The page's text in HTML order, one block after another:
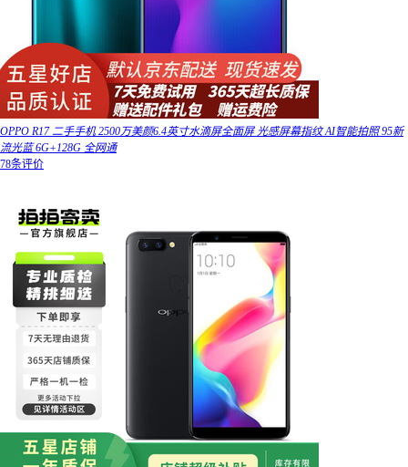
OPPO R17 二手手机 2500万美颜6.4英寸水滴屏全面屏 光感屏幕指纹 AI智能拍照 95新
流光蓝 6G+128G 全网通
78条评价